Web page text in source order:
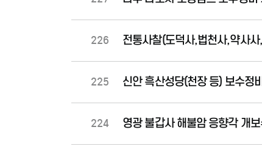
226 전통사찰(도덕사,법천사,약사
225 신안 흑산성당(천장 등) 보수정
224 영광 불갑사 해불암 응향각 개